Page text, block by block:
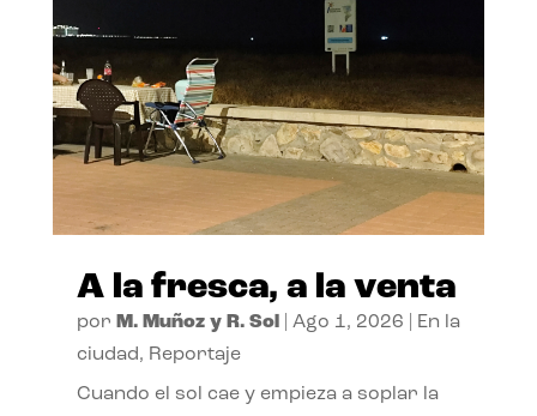
A la fresca, a la venta
por M. Muñoz y R. Sol| Ago 1, 2026
En la
ciudad, Reportaje
Cuando el sol cae y empieza a soplar la